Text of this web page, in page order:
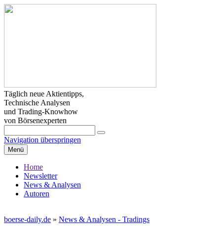
Täglich neue Aktientipps,
Technische Analysen
und Trading-Knowhow
von Börsenexperten
Navigation überspringen
Menü
Home
Newsletter
News & Analysen
Autoren
boerse-daily.de » News & Analysen - Tradings